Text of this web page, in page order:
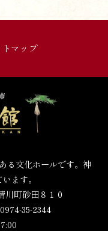
マップ
る文化ホールです。神
ます。
川町砂田８１０
35-2344